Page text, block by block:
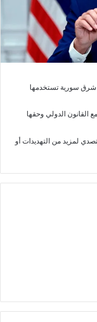
في شرق سورية تستخدمها
القانون الدولي وحقها
لمزيد من التهديدات أو